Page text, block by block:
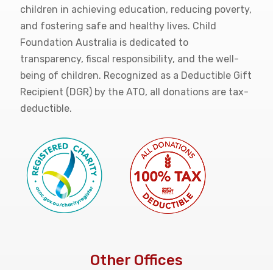
children in achieving education, reducing poverty,
and fostering safe and healthy lives. Child
Foundation Australia is dedicated to
transparency, fiscal responsibility, and the well-
being of children. Recognized as a Deductible Gift
Recipient (DGR) by the ATO, all donations are tax-
deductible.
Other Offices